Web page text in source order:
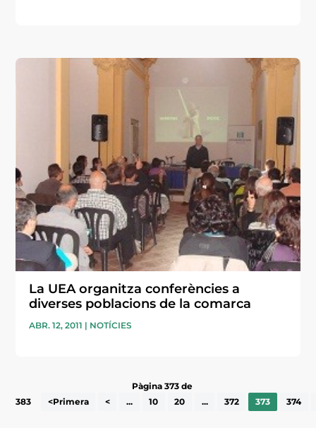
La UEA organitza conferències a
diverses poblacions de la comarca
ABR. 12, 2011 | NOTÍCIES
Pàgina 373 de
383
<Primera < ... 10 20 ... 372 373 374